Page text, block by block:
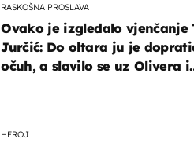
RASKOŠNA PROSLAVA
Ovako je izgledalo vjenčanje
Jurčić: Do oltara ju je
očuh, a slavilo se uz Olivera i
HEROJ